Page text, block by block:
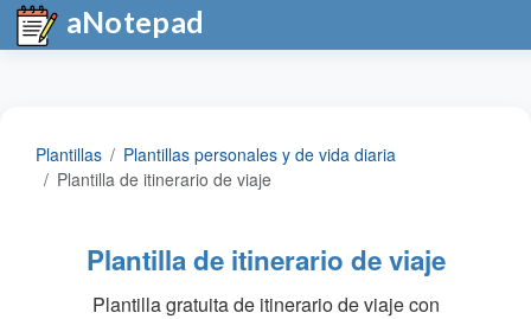
aNotepad
Plantillas
Plantillas personales y de vida diaria
Plantilla de itinerario de viaje
Plantilla de itinerario de viaje
Plantilla gratuita de itinerario de viaje con